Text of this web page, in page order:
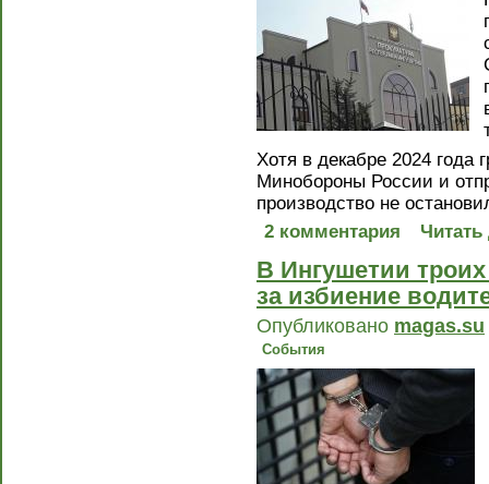
Хотя в декабре 2024 года
Минобороны России и
производство не
2 комментария
Читать
В Ингушетии
за избиение
Опубликовано magas.su
События